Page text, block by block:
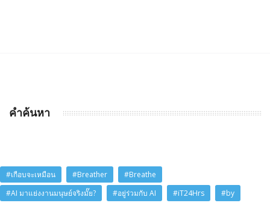
คำค้นหา
#เกือบจะเหมือน #Breather
#Breathe
#AI มาแย่งงานมนุษย์จริงมั๊ย?
#อยู่ร่วมกับ AI #iT24Hrs
#by